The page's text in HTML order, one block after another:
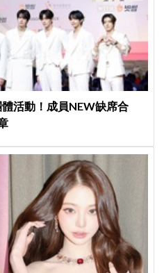
活動！成員NEW缺席合